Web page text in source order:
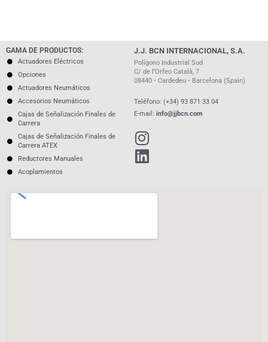
GAMA DE PRODUCTOS:
Actuadores Eléctricos
Opciones
Actuadores Neumáticos
Accesorios Neumáticos
Cajas de Señalización Finales de
Carrera
Cajas de Señalización Finales de
Carrera ATEX
Reductores Manuales
Acoplamientos
J.J. BCN INTERNACIONAL, S.A.
Polígono Industrial Sud
C/ de l’Orfeo Català, 7
08440 • Cardedeu • Barcelona (Spain)
Teléfono: (+34) 93 871 33 04
E-mail: info@jjbcn.com